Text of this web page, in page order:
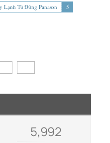
Lạnh Tủ Đứng Panason 5
5,992